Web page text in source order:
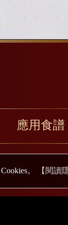
。 【閱讀
應用食譜